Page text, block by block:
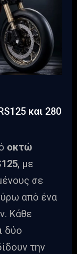
και 280
οκτώ
, με
σε
από ένα
Κάθε
δύο
την